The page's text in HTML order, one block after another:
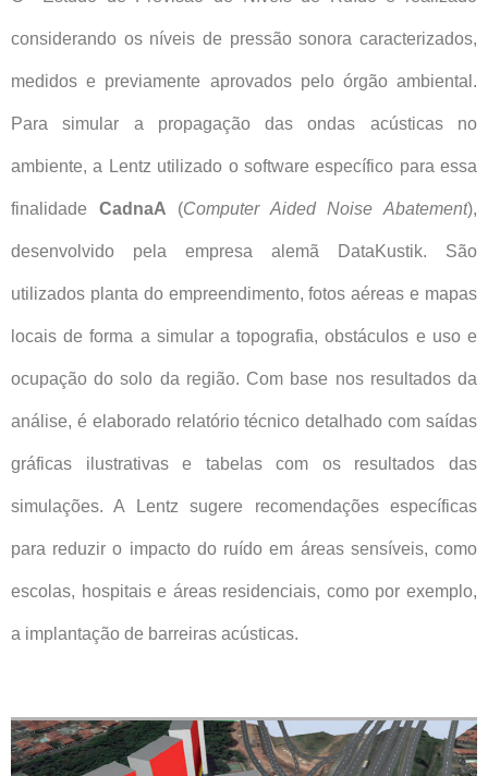
considerando os níveis de pressão sonora caracterizados,
medidos e previamente aprovados pelo órgão ambiental.
Para simular a propagação das ondas acústicas no
ambiente, a Lentz utilizado o software específico para essa
finalidade CadnaA (Computer Aided Noise Abatement),
desenvolvido pela empresa alemã DataKustik. São
utilizados planta do empreendimento, fotos aéreas e mapas
locais de forma a simular a topografia, obstáculos e uso e
ocupação do solo da região. Com base nos resultados da
análise, é elaborado relatório técnico detalhado com saídas
gráficas ilustrativas e tabelas com os resultados das
simulações. A Lentz sugere recomendações específicas
para reduzir o impacto do ruído em áreas sensíveis, como
escolas, hospitais e áreas residenciais, como por exemplo,
a implantação de barreiras acústicas.